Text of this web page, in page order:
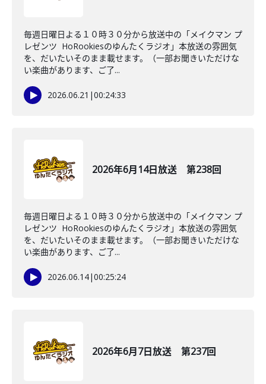
毎週日曜日よる１０時３０分から放送中の「メイクマン プ
レゼンツ HoRookiesのゆんたくラジオ」本放送の雰囲気
を、だいたいそのまま載せます。（一部お聞きいただけな
い楽曲があります、ご了...
2026.06.21 |00:24:33
2026年6月14日放送 第238回
毎週日曜日よる１０時３０分から放送中の「メイクマン プ
レゼンツ HoRookiesのゆんたくラジオ」本放送の雰囲気
を、だいたいそのまま載せます。（一部お聞きいただけな
い楽曲があります、ご了...
2026.06.14|00:25:24
2026年6月7日放送 第237回